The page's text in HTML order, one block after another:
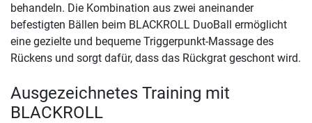
behandeln. Die Kombination aus zwei aneinander
befestigten Bällen beim BLACKROLL DuoBall ermöglicht
eine gezielte und bequeme Triggerpunkt-Massage des
Rückens und sorgt dafür, dass das Rückgrat geschont wird.
Ausgezeichnetes Training mit
BLACKROLL